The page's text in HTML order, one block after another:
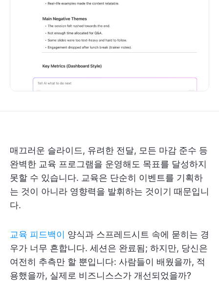
매끄러운 슬라이드, 유려한 전달, 모든 마감 준수 등
완벽한 교육 프로그램을 운영해도 목표를 달성하지
못할 수 있습니다. 교육은 단순히 이벤트를 기획하
는 것이 아니라 영향력을 발휘하는 것이기 때문입니
다.
교육 피드백이 양식과 스프레드시트 속에 묻히는 경
우가 너무 흔합니다. 세션은 완료됨; 하지만, 당신은
여전히 추측만 할 뿐입니다: 사람들이 배웠을까, 적
용했을까, 실제로 비즈니스스가 개선되었을까?